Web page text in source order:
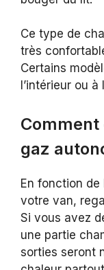
Ce type de
très
Certains
l’intérieur ou
gaz
En fonction
votre van,
Si vous avez
une partie
sorties seront